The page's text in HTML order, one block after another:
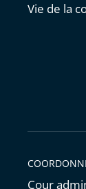
Vie de la
Cour